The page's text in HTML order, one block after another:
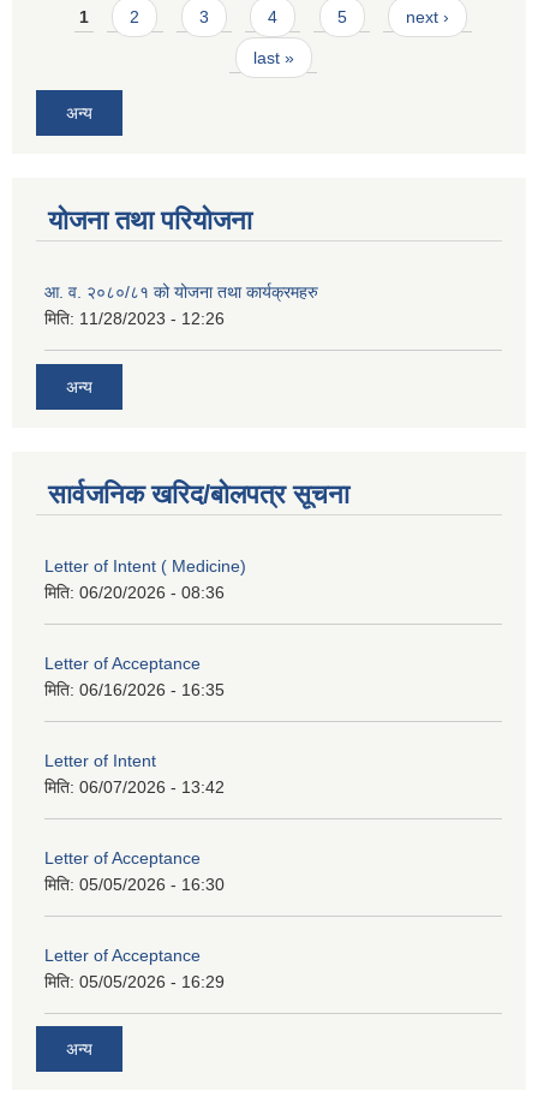
Pages
1 2 3 4 5 next ›
last »
अन्य
योजना तथा परियोजना
आ. व. २०८०/८१ को योजना तथा कार्यक्रमहरु
मिति: 11/28/2023 - 12:26
अन्य
सार्वजनिक खरिद/बोलपत्र सूचना
Letter of Intent ( Medicine)
मिति: 06/20/2026 - 08:36
Letter of Acceptance
मिति: 06/16/2026 - 16:35
Letter of Intent
मिति: 06/07/2026 - 13:42
Letter of Acceptance
मिति: 05/05/2026 - 16:30
Letter of Acceptance
मिति: 05/05/2026 - 16:29
अन्य